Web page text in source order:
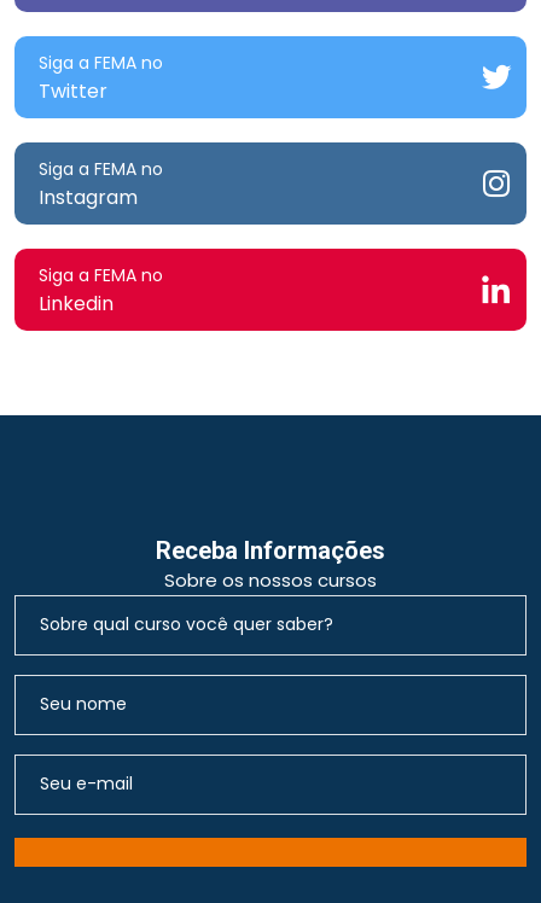
Siga a FEMA no
Twitter
Siga a FEMA no
Instagram
Siga a FEMA no
Linkedin
Receba Informações
Sobre os nossos cursos